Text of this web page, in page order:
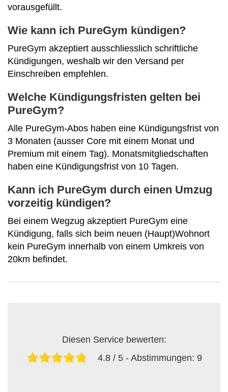
vorausgefüllt.
Wie kann ich PureGym kündigen?
PureGym akzeptiert ausschliesslich schriftliche
Kündigungen, weshalb wir den Versand per
Einschreiben empfehlen.
Welche Kündigungsfristen gelten bei
PureGym?
Alle PureGym-Abos haben eine Kündigungsfrist von
3 Monaten (ausser Core mit einem Monat und
Premium mit einem Tag). Monatsmitgliedschaften
haben eine Kündigungsfrist von 10 Tagen.
Kann ich PureGym durch einen Umzug
vorzeitig kündigen?
Bei einem Wegzug akzeptiert PureGym eine
Kündigung, falls sich beim neuen (Haupt)Wohnort
kein PureGym innerhalb von einem Umkreis von
20km befindet.
Diesen Service bewerten:
4.8/ 5 - Abstimmungen: 9